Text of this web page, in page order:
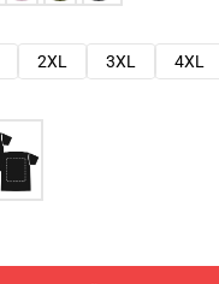
2XL 3XL 4XL